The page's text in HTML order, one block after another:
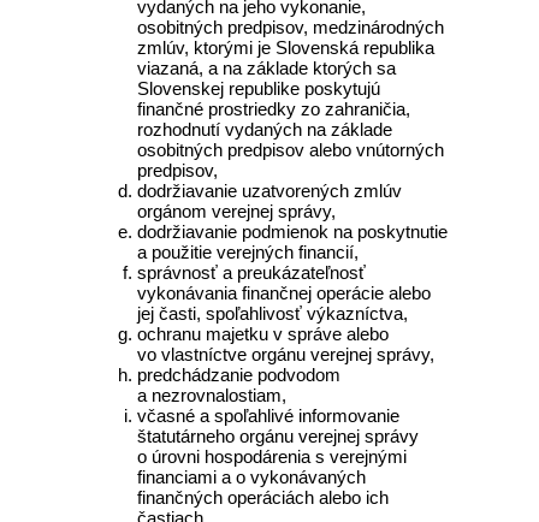
vydaných na jeho vykonanie,
osobitných predpisov, medzinárodných
zmlúv, ktorými je Slovenská republika
viazaná, a na základe ktorých sa
Slovenskej republike poskytujú
finančné prostriedky zo zahraničia,
rozhodnutí vydaných na základe
osobitných predpisov alebo vnútorných
predpisov,
dodržiavanie uzatvorených zmlúv
orgánom verejnej správy,
dodržiavanie podmienok na poskytnutie
a použitie verejných financií,
správnosť a preukázateľnosť
vykonávania finančnej operácie alebo
jej časti, spoľahlivosť výkazníctva,
ochranu majetku v správe alebo
vo vlastníctve orgánu verejnej správy,
predchádzanie podvodom
a nezrovnalostiam,
včasné a spoľahlivé informovanie
štatutárneho orgánu verejnej správy
o úrovni hospodárenia s verejnými
financiami a o vykonávaných
finančných operáciách alebo ich
častiach,